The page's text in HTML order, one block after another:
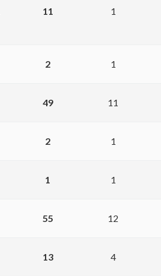
11 1
2 1
49 11
2 1
1 1
55 12
13 4